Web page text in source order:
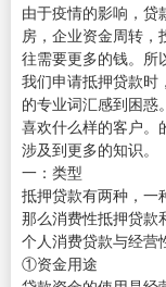
由于疫情的影响，贷
房，企业资金周转，
往需要更多的钱。所
我们申请抵押贷款时
的专业词汇感到困惑
喜欢什么样的客户。
涉及到更多的知识。
一：类型
抵押贷款有两种，一
那么消费性抵押贷款
个人消费贷款与经营
①资金用途